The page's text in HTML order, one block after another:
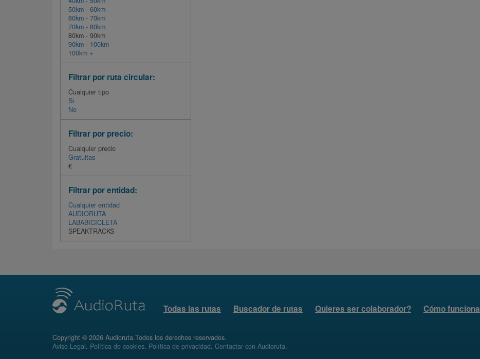
50km - 60km
60km - 70km
70km - 80km
80km - 90km
90km - 100km
100km +
Filtrar por ruta circular:
Cualquier tipo
Si
No
Filtrar por precio:
Cualquier precio
Gratuitas
€
Filtrar por entidad:
Cualquier entidad
AUDIORUTA
LABABICICLETA
SPEAKTRACKS
Todas las rutas Buscador de rutas Quieres ser colaborador? Cómo funciona
Copyright © 2026 Audioruta.Todos los derechos reservados.
Aviso Legal. Política de cookies. Política de privacidad. Contactar con Audioruta.